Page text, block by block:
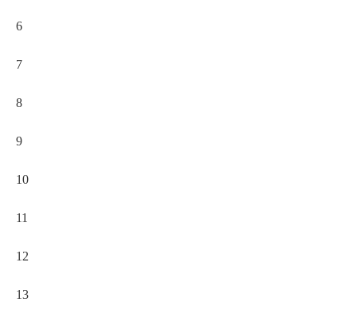
6
7
8
9
10
11
12
13